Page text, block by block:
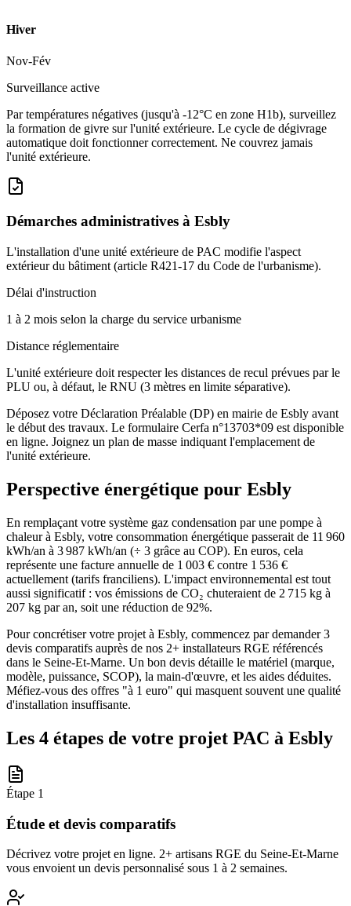
Hiver
Nov-Fév
Surveillance active
Par températures négatives (jusqu'à -12°C en zone H1b), surveillez
la formation de givre sur l'unité extérieure. Le cycle de dégivrage
automatique doit fonctionner correctement. Ne couvrez jamais
l'unité extérieure.
Démarches administratives à Esbly
L'installation d'une unité extérieure de PAC modifie l'aspect
extérieur du bâtiment (article R421-17 du Code de l'urbanisme).
Délai d'instruction
1 à 2 mois selon la charge du service urbanisme
Distance réglementaire
L'unité extérieure doit respecter les distances de recul prévues par le
PLU ou, à défaut, le RNU (3 mètres en limite séparative).
Déposez votre Déclaration Préalable (DP) en mairie de Esbly avant
le début des travaux. Le formulaire Cerfa n°13703*09 est disponible
en ligne. Joignez un plan de masse indiquant l'emplacement de
l'unité extérieure.
Perspective énergétique pour Esbly
En remplaçant votre système gaz condensation par une pompe à
chaleur à Esbly, votre consommation énergétique passerait de 11 960
kWh/an à 3 987 kWh/an (÷ 3 grâce au COP). En euros, cela
représente une facture annuelle de 1 003 € contre 1 536 €
actuellement (tarifs franciliens). L'impact environnemental est tout
aussi significatif : vos émissions de CO₂ chuteraient de 2 715 kg à
207 kg par an, soit une réduction de 92%.
Pour concrétiser votre projet à Esbly, commencez par demander 3
devis comparatifs auprès de nos 2+ installateurs RGE référencés
dans le Seine-Et-Marne. Un bon devis détaille le matériel (marque,
modèle, puissance, SCOP), la main-d'œuvre, et les aides déduites.
Méfiez-vous des offres "à 1 euro" qui masquent souvent une qualité
d'installation insuffisante.
Les 4 étapes de votre projet PAC à Esbly
Étape 1
Étude et devis comparatifs
Décrivez votre projet en ligne. 2+ artisans RGE du Seine-Et-Marne
vous envoient un devis personnalisé sous 1 à 2 semaines.